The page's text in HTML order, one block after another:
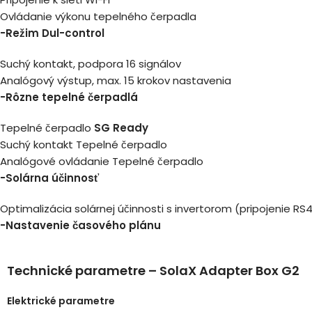
Ovládanie výkonu tepelného čerpadla
-Režim Dul-control
Suchý kontakt, podpora 16 signálov
Analógový výstup, max. 15 krokov nastavenia
-Rôzne tepelné čerpadlá
Tepelné čerpadlo SG Ready
Suchý kontakt Tepelné čerpadlo
Analógové ovládanie Tepelné čerpadlo
-Solárna účinnosť
Optimalizácia solárnej účinnosti s invertorom (pripojenie
-Nastavenie časového plánu
Technické parametre – SolaX Adapter Box G2
Elektrické parametre